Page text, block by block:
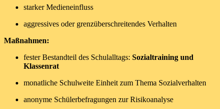
starker Medieneinfluss
aggressives oder grenzüberschreitendes Verhalten
Maßnahmen:
fester Bestandteil des Schulalltags: Sozialtraining und
Klassenrat
monatliche Schulweite Einheit zum Thema Sozialverhalten
anonyme Schülerbefragungen zur Risikoanalyse